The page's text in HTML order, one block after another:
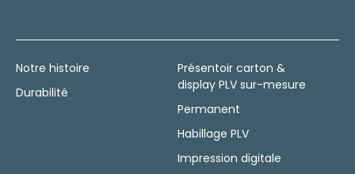
Notre histoire
Durabilité
Présentoir carton &
display PLV sur-mesure
Permanent
Habillage PLV
Impression digitale